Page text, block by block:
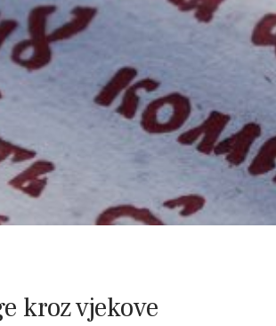
kroz vjekove